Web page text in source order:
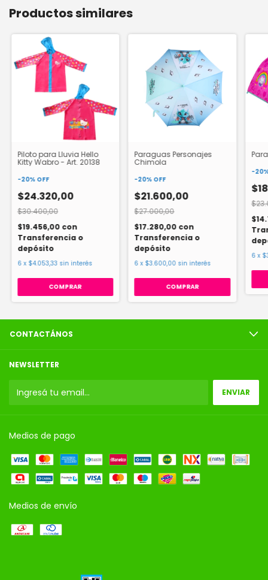
Productos similares
Piloto para Lluvia Hello
Kitty Wabro - Art. 20138
-20% OFF
$24.320,00
$30.400,00
$19.456,00 con
Transferencia o
depósito
6 x $4.053,33 sin interés
COMPRAR
Paraguas Personajes
Chimola
-20% OFF
$21.600,00
$27.000,00
$17.280,00 con
Transferencia o
depósito
6 x $3.600,00 sin interés
COMPRAR
-20
6 x
CONTACTÁNOS
NEWSLETTER
Medios de pago
Medios de envío